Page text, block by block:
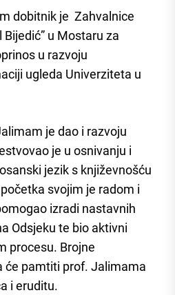
dobitnik je Zahvalnice
u Mostaru za
u razvoju
ugleda Univerziteta u
je dao i razvoju
je u osnivanju i
jezik s književnošću
svojim je radom i
izradi nastavnih
Odsjeku te bio aktivni
procesu. Brojne
će pamtiti prof. Jalimama
i eruditu.